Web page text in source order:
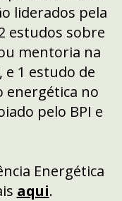
liderados pela
estudos sobre
mentoria na
e 1 estudo de
energética no
pelo BPI e
Energética
aqui.